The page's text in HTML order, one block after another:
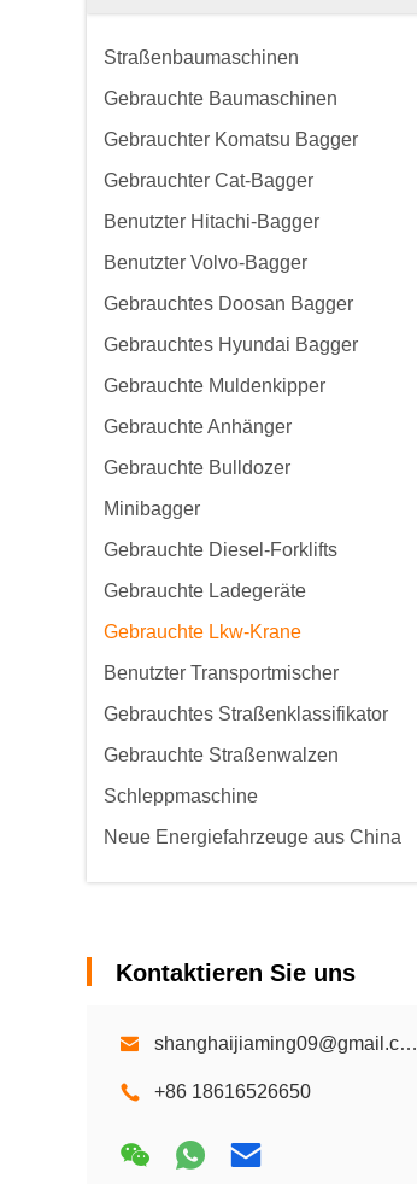
Straßenbaumaschinen
Gebrauchte Baumaschinen
Gebrauchter Komatsu Bagger
Gebrauchter Cat-Bagger
Benutzter Hitachi-Bagger
Benutzter Volvo-Bagger
Gebrauchtes Doosan Bagger
Gebrauchtes Hyundai Bagger
Gebrauchte Muldenkipper
Gebrauchte Anhänger
Gebrauchte Bulldozer
Minibagger
Gebrauchte Diesel-Forklifts
Gebrauchte Ladegeräte
Gebrauchte Lkw-Krane
Benutzter Transportmischer
Gebrauchtes Straßenklassifikator
Gebrauchte Straßenwalzen
Schleppmaschine
Neue Energiefahrzeuge aus China
Kontaktieren Sie uns
shanghaijiaming09@gmail.com
+86 18616526650